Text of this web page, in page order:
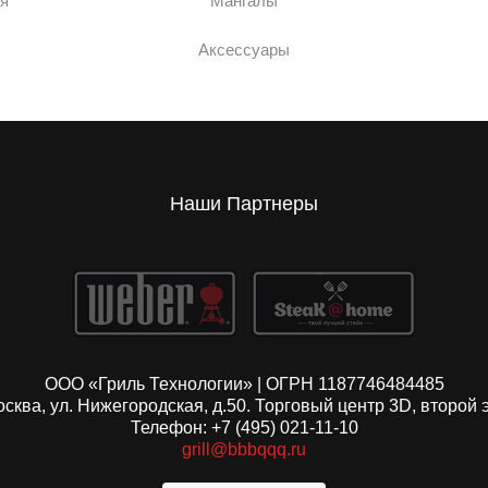
Аксессуары
Наши Партнеры
ООО «Гриль Технологии» | ОГРН 1187746484485
ул. Нижегородская, д.50. Торговый центр 3D, второй
Телефон: +7 (495) 021-11-10
grill@bbbqqq.ru